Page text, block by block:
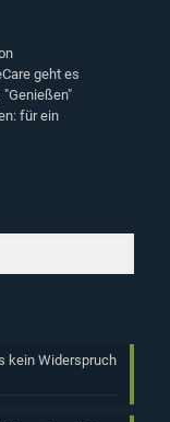
geht es
für ein
kein Widerspruch